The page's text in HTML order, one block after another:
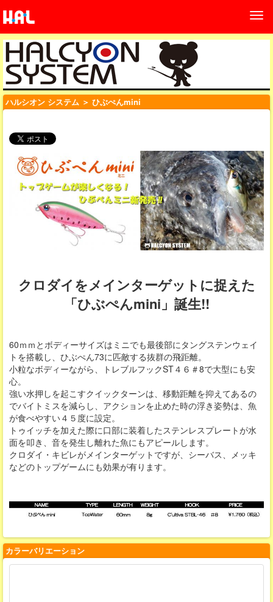
ハルシオン システム ＞ ひぶぺんmini
クロダイをメインターゲットに捉えた
「ひぶぺんmini」誕生!!
60ｍｍとボディーサイズはミニでも最後部にタングステンウェイ
トを搭載し、ひぶぺん73に匹敵する抜群の飛距離。
小粒なボディーながら、トレブルフックST４６＃8で大型にも安
心。
強い水押しを起こすクイックターンは、移動距離を抑えてあるの
でバイトミスを減らし、アクションを止めた時の浮き姿勢は、魚
が食べやすい４５度に設定。
トゥイッチを加えた際に口部に装着したステンレスプレートが水
面を叩き、音を発生し離れた魚にもアピールします。
クロダイ・キビレがメインターゲットですが、シーバス、メッキ
などのトップゲームにも効果が有ります。
カラーバリエーション